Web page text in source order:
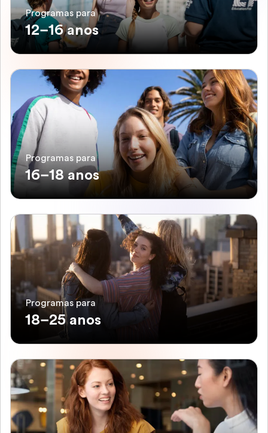
Programas para
12–16 anos
Programas para
16–18 anos
Programas para
18–25 anos